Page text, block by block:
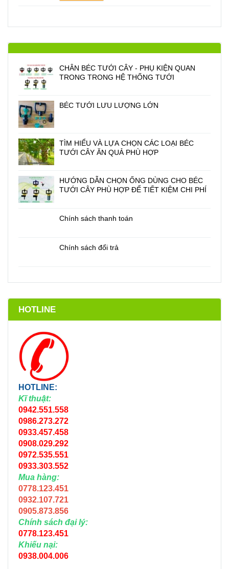
CHÂN BÉC TƯỚI CÂY - PHỤ KIỆN QUAN
TRONG TRONG HỆ THỐNG TƯỚI
BÉC TƯỚI LƯU LƯỢNG LỚN
TÌM HIỂU VÀ LỰA CHỌN CÁC LOẠI BÉC
TƯỚI CÂY ĂN QUẢ PHÙ HỢP
HƯỚNG DẪN CHỌN ỐNG DÙNG CHO BÉC
TƯỚI CÂY PHÙ HỢP ĐỂ TIẾT KIỆM CHI PHÍ
Chính sách thanh toán
Chính sách đổi trả
HOTLINE
HOTLINE:
Kĩ thuật:
0942.551.558
0986.273.272
0933.457.458
0908.029.292
0972.535.551
0933.303.552
Mua hàng:
0778.123.451
0932.107.721
0905.873.856
Chính sách đại lý:
0778.123.451
Khiếu nại:
0938.004.006